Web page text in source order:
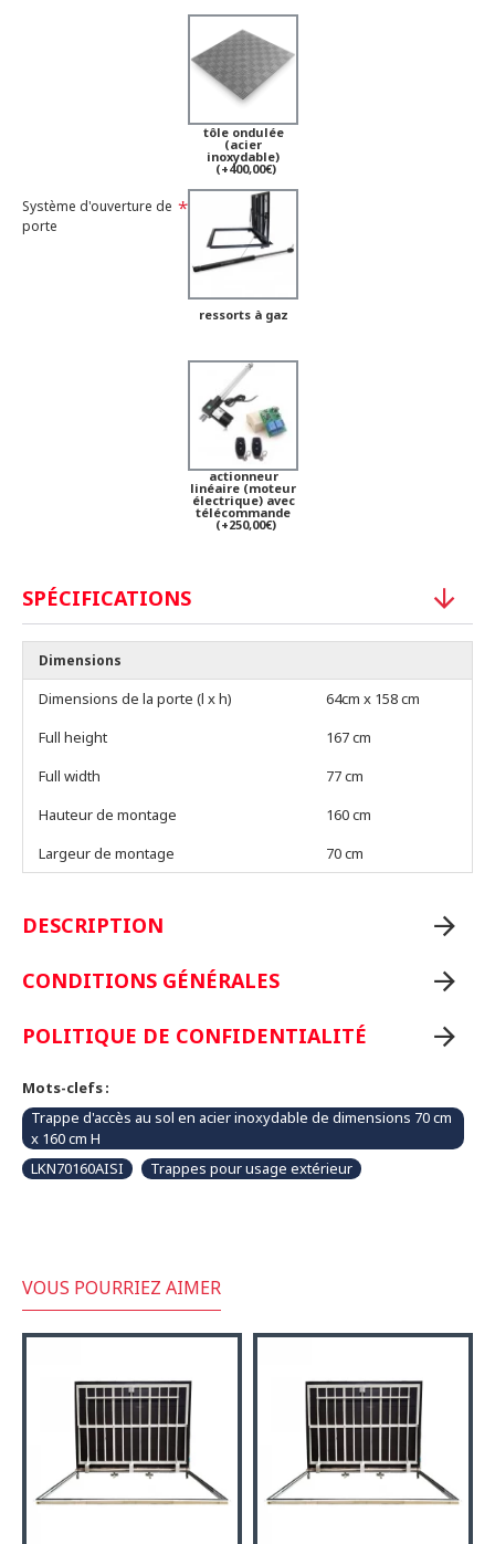
tôle ondulée
(acier
inoxydable)
(+400,00€)
Système d'ouverture de
porte
ressorts à gaz
actionneur
linéaire (moteur
électrique) avec
télécommande
(+250,00€)
SPÉCIFICATIONS
Dimensions
Dimensions de la porte (l x h)
64cm x 158 cm
Full height
167 cm
Full width
77 cm
Hauteur de montage
160 cm
Largeur de montage
70 cm
DESCRIPTION
CONDITIONS GÉNÉRALES
POLITIQUE DE CONFIDENTIALITÉ
Mots-clefs :
Trappe d'accès au sol en acier inoxydable de dimensions 70 cm
x 160 cm H
LKN70160AISI
Trappes pour usage extérieur
VOUS POURRIEZ AIMER